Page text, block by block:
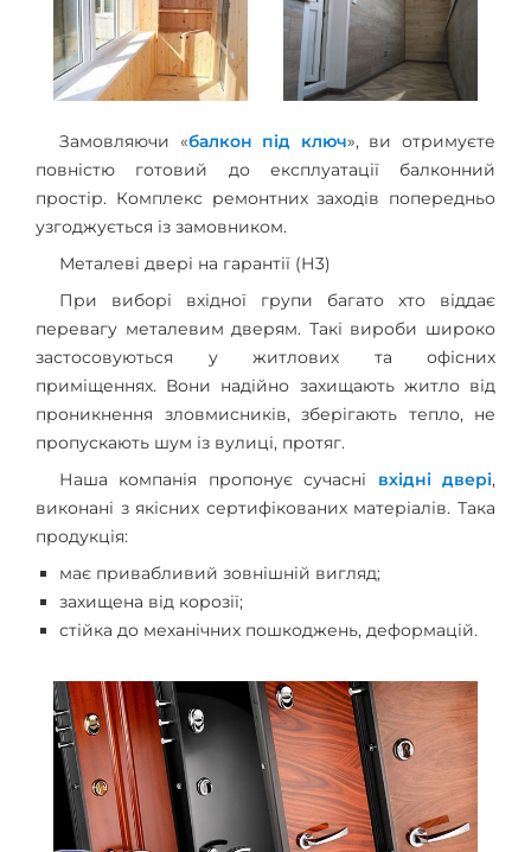
Замовляючи «балкон під ключ», ви отримуєте
повністю готовий до експлуатації балконний
простір. Комплекс ремонтних заходів попередньо
узгоджується із замовником.
Металеві двері на гарантії (Н3)
При виборі вхідної групи багато хто віддає
перевагу металевим дверям. Такі вироби широко
застосовуються у житлових та офісних
приміщеннях. Вони надійно захищають житло від
проникнення зловмисників, зберігають тепло, не
пропускають шум із вулиці, протяг.
Наша компанія пропонує сучасні вхідні двері,
виконані з якісних сертифікованих матеріалів. Така
продукція:
має привабливий зовнішній вигляд;
захищена від корозії;
стійка до механічних пошкоджень, деформацій.